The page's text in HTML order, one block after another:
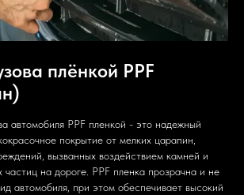
плёнкой PPF
автомобиля PPF пленкой - это надежный
покрытие от мелких царапин,
вызванных воздействием камней и
частиц на дороге. PPF пленка прозрачна и не
автомобиля, при этом обеспечивает высокий